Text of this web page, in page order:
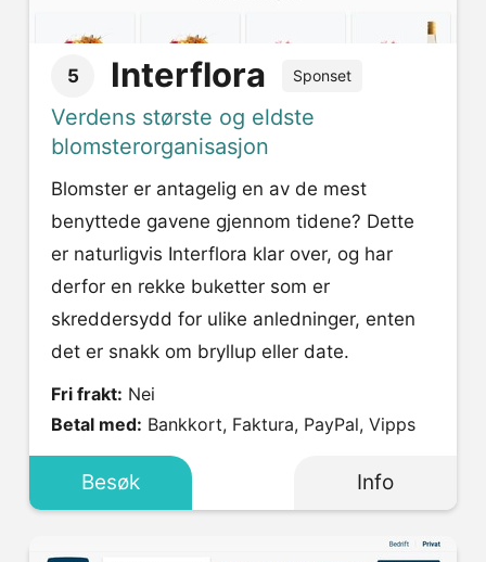
5 Interflora Sponset
Verdens største og eldste
blomsterorganisasjon
Blomster er antagelig en av de mest
benyttede gavene gjennom tidene? Dette
er naturligvis Interflora klar over, og har
derfor en rekke buketter som er
skreddersydd for ulike anledninger, enten
det er snakk om bryllup eller date.
Fri frakt: Nei
Betal med: Bankkort, Faktura, PayPal, Vipps
Besøk Info